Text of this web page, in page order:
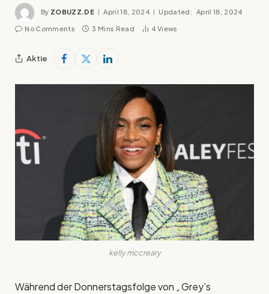
By ZOBUZZ.DE April 18, 2024 Updated: April 18, 2024
No Comments 3 Mins Read 4 Views
Aktie
kelly mccreary
Während der Donnerstagsfolge von „ Grey’s